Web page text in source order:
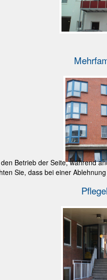
Betrieb der Seite, während
Sie, dass bei einer